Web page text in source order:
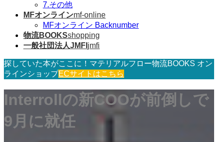
7.その他
MFオンラインmf-online
MFオンライン Backnumber
物流BOOKSshopping
一般社団法人JMFI jmfi
探していた本がここに！マテリアルフロー物流BOOKS オン
ラインショップECサイトはこちら
Interrollの新COOが前倒しで
9月に就任